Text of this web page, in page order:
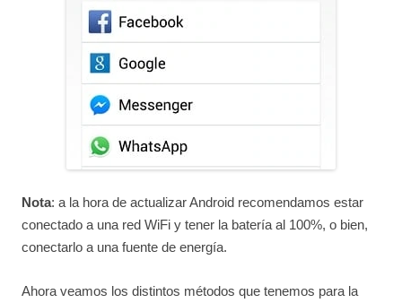
Nota: a la hora de actualizar Android recomendamos estar
conectado a una red WiFi y tener la batería al 100%, o bien,
conectarlo a una fuente de energía.
Ahora veamos los distintos métodos que tenemos para la